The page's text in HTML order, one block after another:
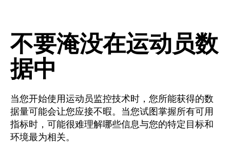
不要淹没在运动员数
据中
当您开始使用运动员监控技术时，您所能获得的数
据量可能会让您应接不暇。当您试图掌握所有可用
指标时，可能很难理解哪些信息与您的特定目标和
环境最为相关。